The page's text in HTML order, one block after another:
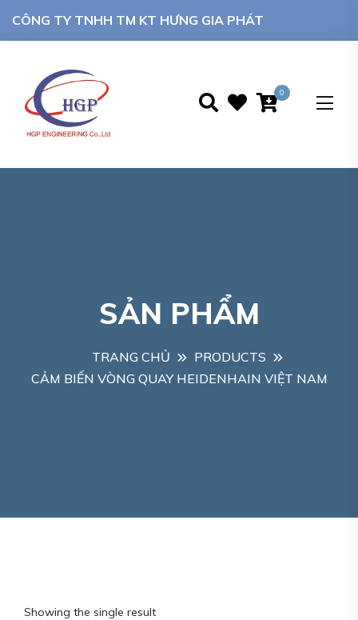
CÔNG TY TNHH TM KT HƯNG GIA PHÁT
0
SẢN PHẨM
TRANG CHỦ
PRODUCTS
CẢM BIẾN VÒNG QUAY HEIDENHAIN VIỆT NAM
Showing the single result